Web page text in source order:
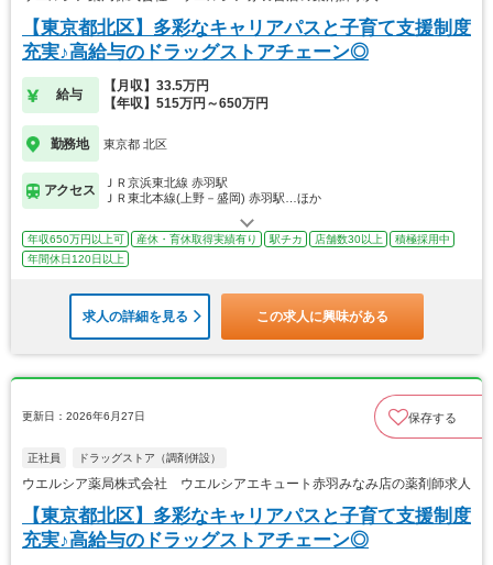
【東京都北区】多彩なキャリアパスと子育て支援制度
充実♪高給与のドラッグストアチェーン◎
給与
【月収】33.5万円
【年収】515万円～650万円
勤務地 東京都 北区
アクセス
ＪＲ京浜東北線 赤羽駅
ＪＲ東北本線(上野－盛岡) 赤羽駅…ほか
年収650万円以上可 産休・育休取得実績有り 駅チカ 店舗数30以上
積極採用中
年間休日120日以上
求人の詳細を見る この求人に興味がある
更新日：2026年6月27日 保存する
正社員 ドラッグストア（調剤併設）
ウエルシア薬局株式会社 ウエルシアエキュート赤羽みなみ店の薬剤師求人
【東京都北区】多彩なキャリアパスと子育て支援制度
充実♪高給与のドラッグストアチェーン◎